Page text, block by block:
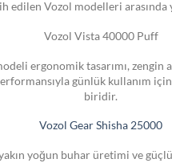
edilen Vozol modelleri arasında
Vozol Vista 40000 Puff
ergonomik tasarımı, zengin
günlük kullanım
biridir.
Vozol Gear Shisha 25000
yoğun buhar üretimi ve